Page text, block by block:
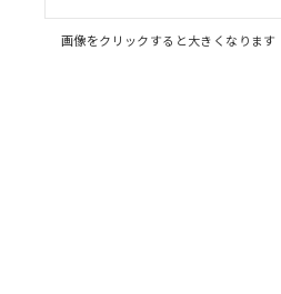
画像をクリックすると大きくなります